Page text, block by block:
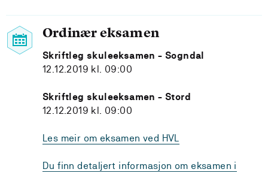
Ordinær eksamen
Skriftleg skuleeksamen - Sogndal
12.12.2019 kl. 09:00
Skriftleg skuleeksamen - Stord
12.12.2019 kl. 09:00
Les meir om eksamen ved HVL
Du finn detaljert informasjon om eksamen i